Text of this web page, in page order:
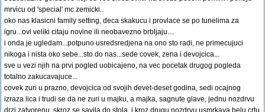
mrvicu od 'special' mc zemicki..
oko nas klasicni family setting, deca skakucu i provlace se po tunelima za
igru...ovi veliki citaju novine ili neobavezno brbljaju....
i onda je ugledam...potpuno usredsredjena na ono sto radi, ne primecujuci
nikoga i nista oko sebe...sto do nas...sede covek, zena i devojcica...
sve u vezi njih na prvi pogled uobicajeno, na vec pocetak drugog pogleda
totalno zakucavajuce...
covek zuri u prazno, devojcica od svojih devet-deset godina, sedi ocajnog
izraza lica i trudi se da ne zuri u majku, a majka, sagnute glave, jednu nozdrvu
drzi zatvorenu, skroz se savila do stola, i kroz drugu nozdrvu usmrkava belu crtu